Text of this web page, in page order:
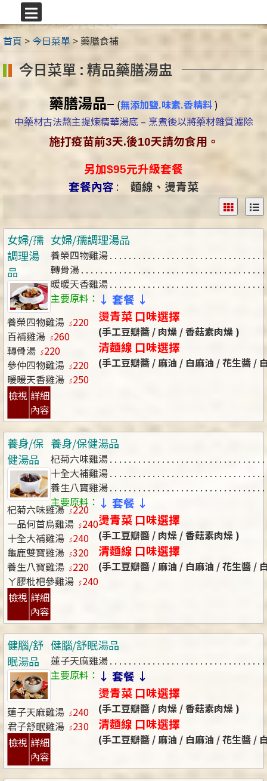
至
主
要
內
容
首頁 >今日菜單 >藥膳食補
今日菜單 : 精品藥膳湯盅
藥膳湯品– (無添加鹽.味素.香精料)
中藥材古法熬主提煉精華湯底 – 烹煮後以將藥材雜質濾除
施打疫苗前3天.後10天請勿食用。
另加$95元升級套餐
套餐內容 : 麵線、燙青菜
女婦/孺
調理湯
品
養榮四物雞湯
220
百補雞湯
260
轉骨湯
220
參仲四物雞湯
220
暖暖天香雞湯
250
檢視 詳細
內容
女婦/孺調理湯品
養榮四物雞湯
轉骨湯
暖暖天香雞湯
主要原料： ↓ 套餐 ↓
燙青菜 口味選擇
(手工豆瓣醬 / 肉燥 / 香菇素肉燥 )
清麵線 口味選擇
(手工豆瓣醬 / 麻油 / 白麻油 / 花生醬 /
養身/保
健湯品
杞菊六味雞湯 220
一品何首烏雞湯
240
十全大補雞湯
240
龜鹿雙寶雞湯 320
養生八寶雞湯
220
ㄚ膠枇杷參雞湯
240
檢視 詳細
內容
養身/保健湯品
杞菊六味雞湯
十全大補雞湯
養生八寶雞湯
主要原料： ↓ 套餐 ↓
燙青菜 口味選擇
(手工豆瓣醬 / 肉燥 / 香菇素肉燥 )
清麵線 口味選擇
(手工豆瓣醬 / 麻油 / 白麻油 / 花生醬 /
健腦/舒
眠湯品
蓮子天麻雞湯
240
君子舒眠雞湯
230
檢視 詳細
內容
健腦/舒眠湯品
蓮子天麻雞湯
主要原料： ↓ 套餐 ↓
燙青菜 口味選擇
(手工豆瓣醬 / 肉燥 / 香菇素肉燥 )
清麵線 口味選擇
(手工豆瓣醬 / 麻油 / 白麻油 / 花生醬 /
選
單